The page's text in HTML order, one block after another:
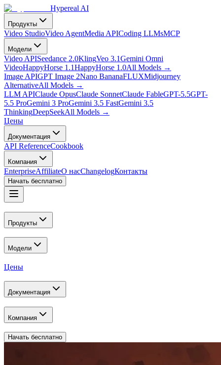
Hypereal AI
Продукты
Video StudioVideo AgentMedia APICoding LLMsMCP
Модели
Video APISeedance 2.0KlingVeo 3.1Gemini Omni
VideoHappyHorse 1.1HappyHorse 1.0All Models →
Image APIGPT Image 2Nano BananaFLUXMidjourney
AlternativeAll Models →
LLM APIClaude OpusClaude SonnetClaude FableGPT-5.5GPT-
5.5 ProGemini 3 ProGemini 3.5 FastGemini 3.5
ThinkingDeepSeekAll Models →
Цены
Документация
API ReferenceCookbook
Компания
EnterpriseAffiliateО насChangelogКонтакты
Начать бесплатно
Продукты
Модели
Цены
Документация
Компания
Начать бесплатно